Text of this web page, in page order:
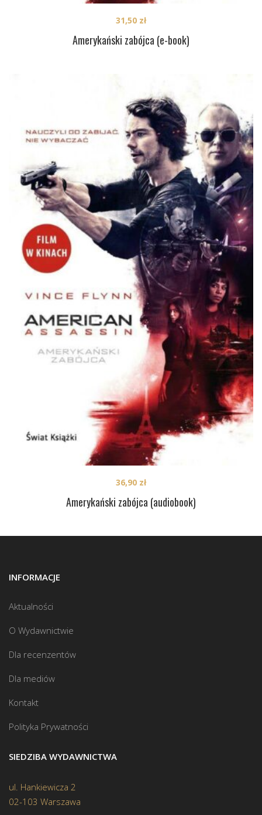
Amerykański zabójca (e-book)
31,50 zł
Amerykański zabójca (audiobook)
36,90 zł
INFORMACJE
Aktualności
O Wydawnictwie
Dla recenzentów
Dla mediów
Kontakt
Polityka Prywatności
SIEDZIBA WYDAWNICTWA
ul. Hankiewicza 2
02-103 Warszawa